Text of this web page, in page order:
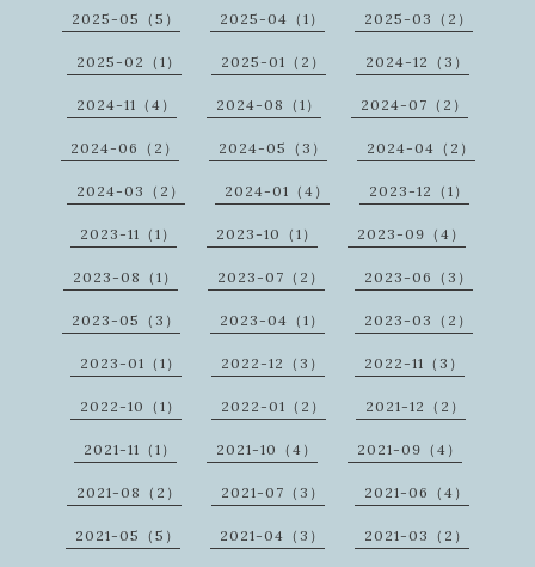
2025-05（5） 2025-04（1） 2025-03（2）
2025-02（1） 2025-01（2） 2024-12（3）
2024-11（4） 2024-08（1） 2024-07（2）
2024-06（2） 2024-05（3） 2024-04（2）
2024-03（2） 2024-01（4） 2023-12（1）
2023-11（1） 2023-10（1） 2023-09（4）
2023-08（1） 2023-07（2） 2023-06（3）
2023-05（3） 2023-04（1） 2023-03（2）
2023-01（1） 2022-12（3） 2022-11（3）
2022-10（1） 2022-01（2） 2021-12（2）
2021-11（1） 2021-10（4） 2021-09（4）
2021-08（2） 2021-07（3） 2021-06（4）
2021-05（5） 2021-04（3） 2021-03（2）